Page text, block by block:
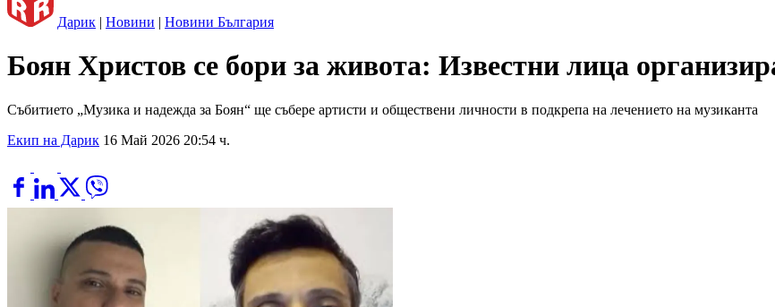
Дарик | Новини | Новини България
Боян Христов се бори за живота: Известни лица
Събитието „Музика и надежда за Боян“ ще събере артисти и обществени личности в подкрепа на лечението на музиканта
Екип на Дарик 16 Май 2026 20:54 ч.